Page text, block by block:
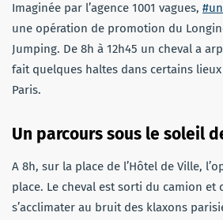
Imaginée par l’agence 1001 vagues,
une opération de promotion du
Jumping. De 8h à 12h45 un cheval a
fait quelques haltes dans certains
Paris.
Un parcours sous le soleil
A 8h, sur la place de l’Hôtel de Ville,
place. Le cheval est sorti du camion et
s’acclimater au bruit des klaxons